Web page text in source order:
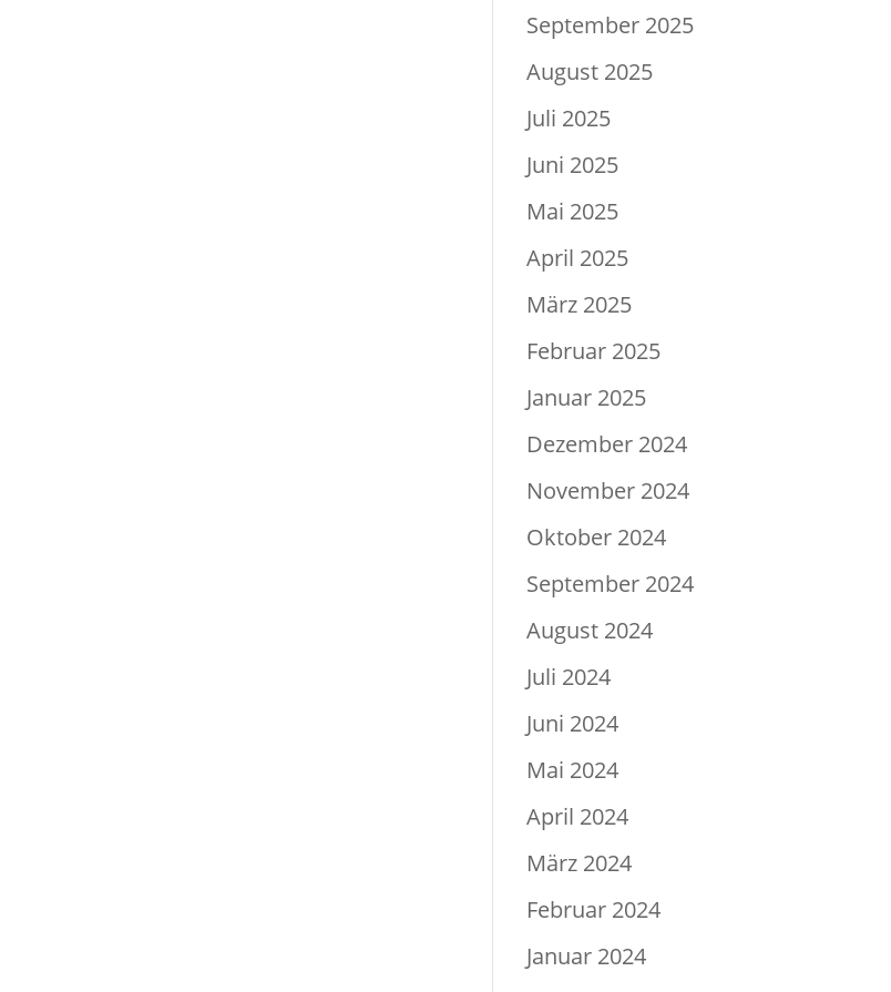
September 2025
August 2025
Juli 2025
Juni 2025
Mai 2025
April 2025
März 2025
Februar 2025
Januar 2025
Dezember 2024
November 2024
Oktober 2024
September 2024
August 2024
Juli 2024
Juni 2024
Mai 2024
April 2024
März 2024
Februar 2024
Januar 2024